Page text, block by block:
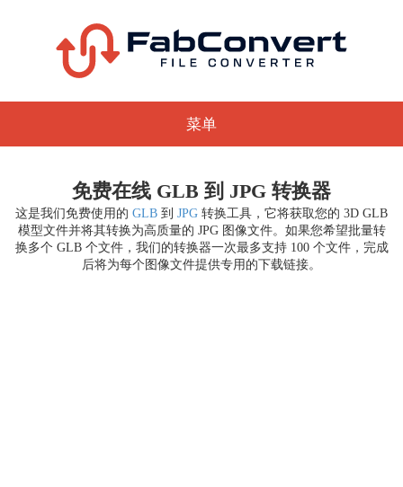
菜单
免费在线 GLB 到 JPG 转换器
这是我们免费使用的 GLB 到 JPG 转换工具，它将获取您的 3D GLB
模型文件并将其转换为高质量的 JPG 图像文件。如果您希望批量转
换多个 GLB 个文件，我们的转换器一次最多支持 100 个文件，完成
后将为每个图像文件提供专用的下载链接。